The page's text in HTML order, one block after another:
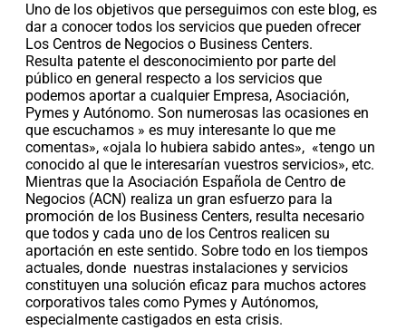
Uno de los objetivos que perseguimos con este blog, es
dar a conocer todos los servicios que pueden ofrecer
Los Centros de Negocios o Business Centers.
Resulta patente el desconocimiento por parte del
público en general respecto a los servicios que
podemos aportar a cualquier Empresa, Asociación,
Pymes y Autónomo. Son numerosas las ocasiones en
que escuchamos » es muy interesante lo que me
comentas», «ojala lo hubiera sabido antes», «tengo un
conocido al que le interesarían vuestros servicios», etc.
Mientras que la Asociación Española de Centro de
Negocios (ACN) realiza un gran esfuerzo para la
promoción de los Business Centers, resulta necesario
que todos y cada uno de los Centros realicen su
aportación en este sentido. Sobre todo en los tiempos
actuales, donde nuestras instalaciones y servicios
constituyen una solución eficaz para muchos actores
corporativos tales como Pymes y Autónomos,
especialmente castigados en esta crisis.